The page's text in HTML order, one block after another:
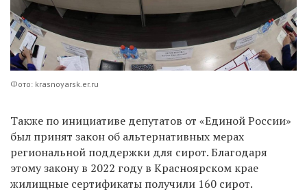
Фото: krasnoyarsk.er.ru
Также по инициативе депутатов от «Единой России»
был принят закон об альтернативных мерах
региональной поддержки для сирот. Благодаря
этому закону в 2022 году в Красноярском крае
жилищные сертификаты получили 160 сирот.